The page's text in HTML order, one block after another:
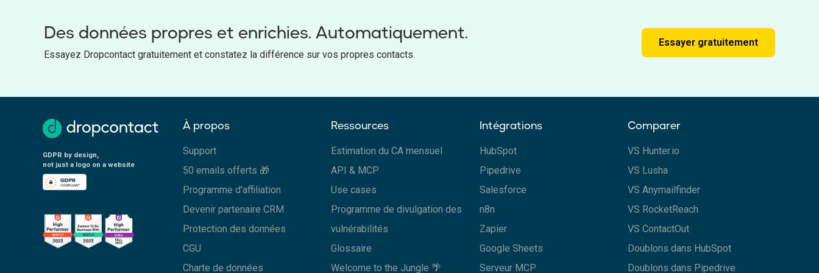
Des données propres et enrichies. Automatiquement.
Essayez Dropcontact gratuitement et constatez la différence sur vos propres contacts.
Essayer gratuitement
GDPR by design,
not just a logo on a website
À propos
Support
50 emails offerts 🎁
Programme d'affiliation
Devenir partenaire CRM
Protection des données
CGU
Charte de données
Ressources
Estimation du CA mensuel
API & MCP
Use cases
Programme de divulgation des
vulnérabilités
Glossaire
Welcome to the Jungle 🌴
Intégrations
HubSpot
Pipedrive
Salesforce
n8n
Zapier
Google Sheets
Serveur MCP
Comparer
VS Hunter.io
VS Lusha
VS Anymailfinder
VS RocketReach
VS ContactOut
Doublons dans HubSpot
Doublons dans Pipedrive